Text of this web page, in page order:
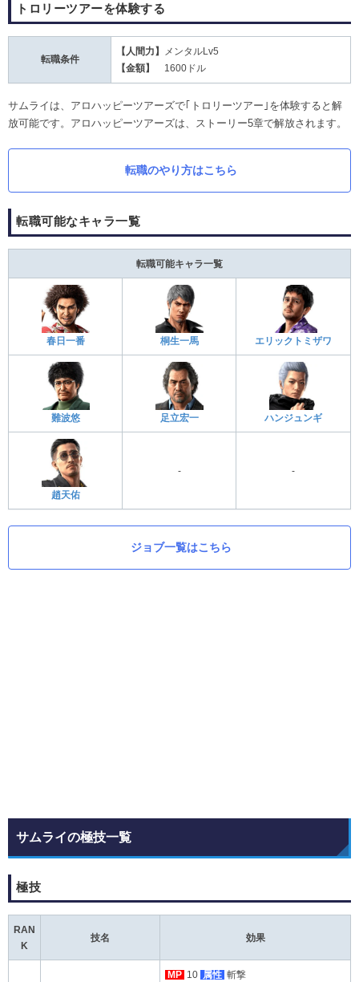
トロリーツアーを体験する
転職条件
【人間力】
メンタルLv5
【金額】 1600ドル
サムライは、アロハッピーツアーズで｢トロリーツアー｣を体験すると解
放可能です。アロハッピーツアーズは、ストーリー5章で解放されます。
転職のやり方はこちら
転職可能なキャラ一覧
転職可能キャラ一覧
春日一番 桐生一馬 エリックトミザワ
難波悠 足立宏一 ハンジュンギ
趙天佑
- -
ジョブ一覧はこちら
サムライの極技一覧
極技
RAN
K
技名 効果
MP 10 属性 斬撃